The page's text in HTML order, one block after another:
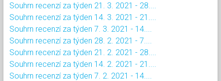
Souhrn recenzí za týden 21. 3. 2021 - 28....
Souhrn recenzí za týden 14. 3. 2021 - 21....
Souhrn recenzí za týden 7. 3. 2021 - 14....
Souhrn recenzí za týden 28. 2. 2021 - 7....
Souhrn recenzí za týden 21. 2. 2021 - 28....
Souhrn recenzí za týden 14. 2. 2021 - 21....
Souhrn recenzí za týden 7. 2. 2021 - 14....